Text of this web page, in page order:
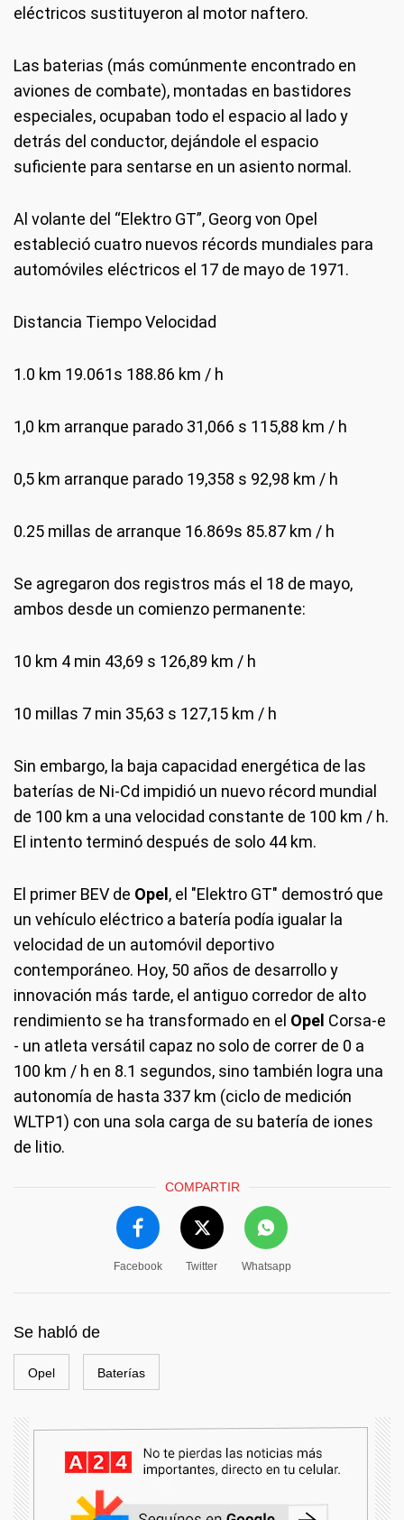
eléctricos sustituyeron al motor naftero.
Las baterias (más comúnmente encontrado en
aviones de combate), montadas en bastidores
especiales, ocupaban todo el espacio al lado y
detrás del conductor, dejándole el espacio
suficiente para sentarse en un asiento normal.
Al volante del “Elektro GT”, Georg von Opel
estableció cuatro nuevos récords mundiales para
automóviles eléctricos el 17 de mayo de 1971.
Distancia Tiempo Velocidad
1.0 km 19.061s 188.86 km / h
1,0 km arranque parado 31,066 s 115,88 km / h
0,5 km arranque parado 19,358 s 92,98 km / h
0.25 millas de arranque 16.869s 85.87 km / h
Se agregaron dos registros más el 18 de mayo,
ambos desde un comienzo permanente:
10 km 4 min 43,69 s 126,89 km / h
10 millas 7 min 35,63 s 127,15 km / h
Sin embargo, la baja capacidad energética de las
baterías de Ni-Cd impidió un nuevo récord mundial
de 100 km a una velocidad constante de 100 km / h.
El intento terminó después de solo 44 km.
El primer BEV de Opel , el "Elektro GT" demostró que
un vehículo eléctrico a batería podía igualar la
velocidad de un automóvil deportivo
contemporáneo. Hoy, 50 años de desarrollo y
innovación más tarde, el antiguo corredor de alto
rendimiento se ha transformado en el Opel Corsa-e
- un atleta versátil capaz no solo de correr de 0 a
100 km / h en 8.1 segundos, sino también logra una
autonomía de hasta 337 km (ciclo de medición
WLTP1) con una sola carga de su batería de iones
de litio.
COMPARTIR
Facebook Twitter Whatsapp
Se habló de
Opel Baterías